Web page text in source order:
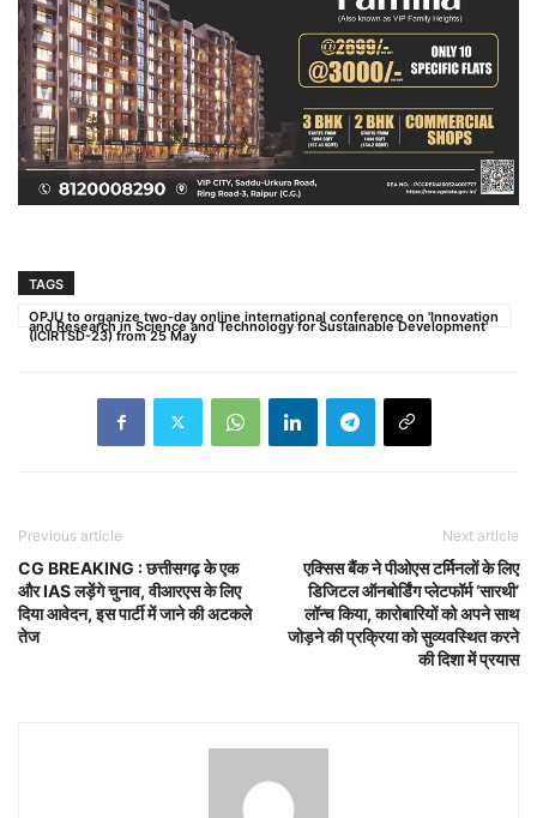
TAGS
OPJU to organize two-day online international conference on 'Innovation
and Research in Science and Technology for Sustainable Development'
(ICIRTSD-23) from 25 May
Previous article
CG BREAKING : छत्तीसगढ़ के एक
और IAS लड़ेंगे चुनाव, वीआरएस के लिए
दिया आवेदन, इस पार्टी में जाने की अटकले
तेज
Next article
एक्सिस बैंक ने पीओएस टर्मिनलों के लिए
डिजिटल ऑनबोर्डिंग प्लेटफॉर्म ‘सारथी’
लॉन्च किया, कारोबारियों को अपने साथ
जोड़ने की प्रक्रिया को सुव्यवस्थित करने
की दिशा में प्रयास